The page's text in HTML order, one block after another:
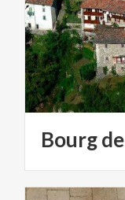
Bourgde